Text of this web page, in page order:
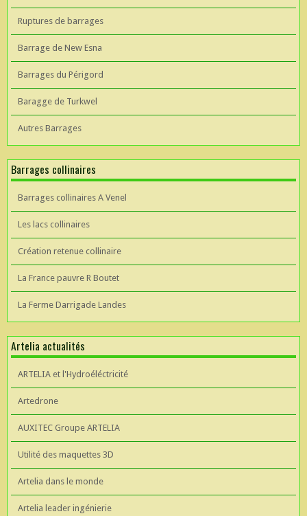
Ruptures de barrages
Barrage de New Esna
Barrages du Périgord
Baragge de Turkwel
Autres Barrages
Barrages collinaires
Barrages collinaires A Venel
Les lacs collinaires
Création retenue collinaire
La France pauvre R Boutet
La Ferme Darrigade Landes
Artelia actualités
ARTELIA et l'Hydroéléctricité
Artedrone
AUXITEC Groupe ARTELIA
Utilité des maquettes 3D
Artelia dans le monde
Artelia leader ingénierie